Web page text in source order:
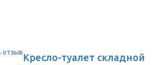
отзывКресло-туалет складной